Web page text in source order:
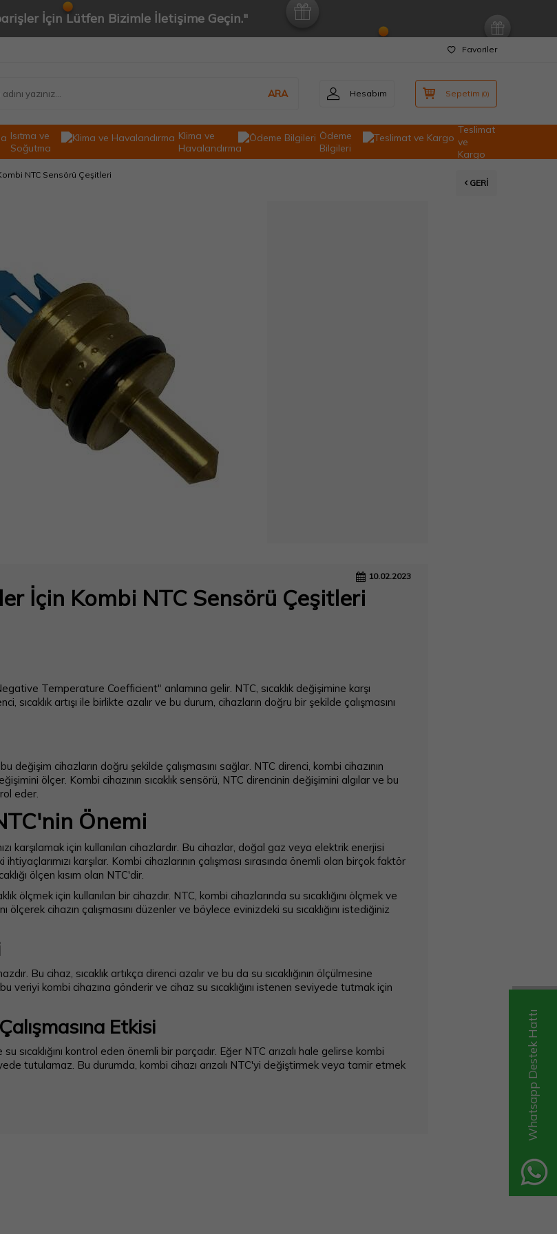
Whatsapp Destek Hattı
İçin Lütfen Bizimle İletişime Geçin."
Favoriler
ARA Hesabım Sepetim (0)
Isıtma ve
Soğutma
Klima ve
Havalandırma
Ödeme
Bilgileri
Teslimat
ve
Kargo
NTC Sensörü Çeşitleri
GERI
10.02.2023
İçin Kombi NTC Sensörü Çeşitleri
Temperature Coefficient" anlamına gelir. NTC, sıcaklık değişimine karşı
sıcaklık artışı ile birlikte azalır ve bu durum, cihazların doğru bir şekilde çalışmasını
değişim cihazların doğru şekilde çalışmasını sağlar. NTC direnci, kombi cihazının
ölçer. Kombi cihazının sıcaklık sensörü, NTC direncinin değişimini algılar ve bu
eder.
Önemi
karşılamak için kullanılan cihazlardır. Bu cihazlar, doğal gaz veya elektrik enerjisi
karşılar. Kombi cihazlarının çalışması sırasında önemli olan birçok faktör
ölçen kısım olan NTC'dir.
ölçmek için kullanılan bir cihazdır. NTC, kombi cihazlarında su sıcaklığını ölçmek ve
ölçerek cihazın çalışmasını düzenler ve böylece evinizdeki su sıcaklığını istediğiniz
Bu cihaz, sıcaklık artıkça direnci azalır ve bu da su sıcaklığının ölçülmesine
veriyi kombi cihazına gönderir ve cihaz su sıcaklığını istenen seviyede tutmak için
Etkisi
su sıcaklığını kontrol eden önemli bir parçadır. Eğer NTC arızalı hale gelirse kombi
tutulamaz. Bu durumda, kombi cihazı arızalı NTC'yi değiştirmek veya tamir etmek